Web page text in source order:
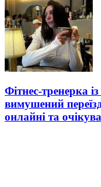
Фітнес-тренерка
вимушений
онлайні та